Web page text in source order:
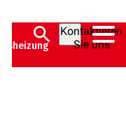
Kontaktieren
Sie uns
Gasheizung